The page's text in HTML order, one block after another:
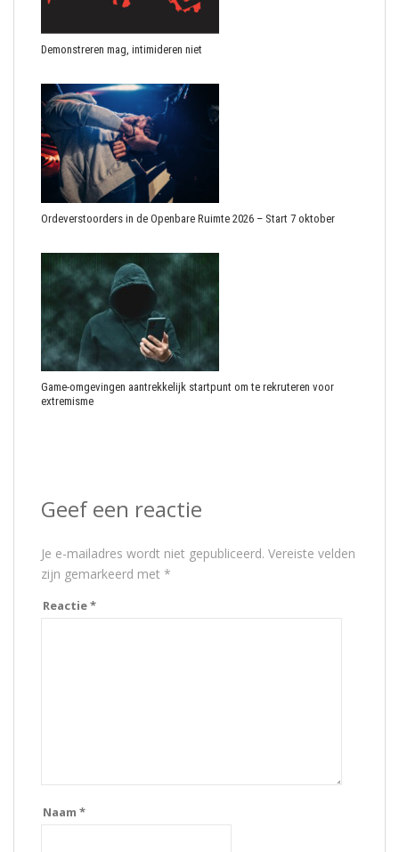
Demonstreren mag, intimideren niet
Ordeverstoorders in de Openbare Ruimte 2026 – Start 7 oktober
Game-omgevingen aantrekkelijk startpunt om te rekruteren voor
extremisme
Geef een reactie
Je e-mailadres wordt niet gepubliceerd. Vereiste velden
zijn gemarkeerd met *
Reactie*
Naam *